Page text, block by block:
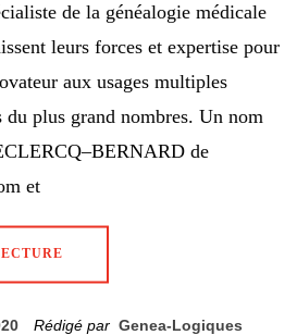
de la généalogie médicale
leurs forces et expertise pour
aux usages multiples
du plus grand nombres. Un nom
de
et
Rédigé par Genea-Logiques